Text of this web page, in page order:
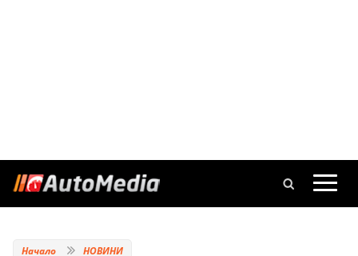
Начало НОВИНИ